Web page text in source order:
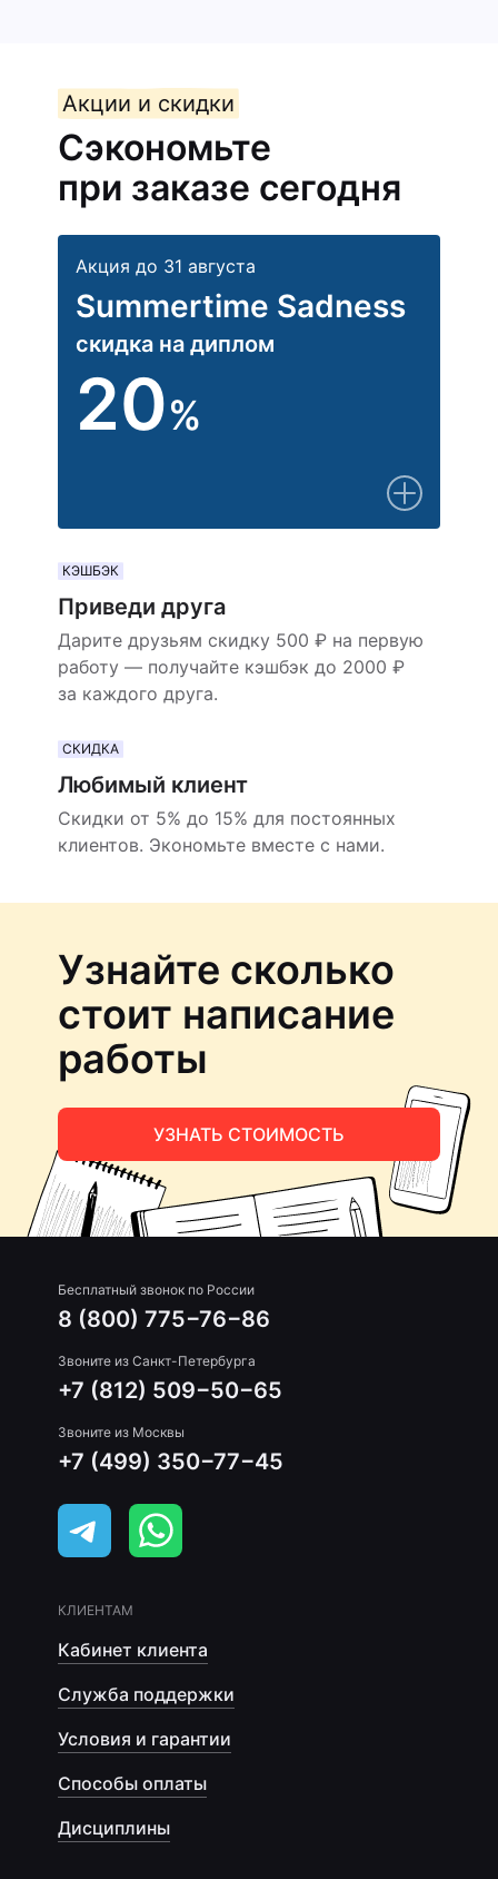
Акции и скидки
Сэкономьте
при заказе сегодня
Акция до 31 августа
Summertime Sadness
скидка на диплом
20%
КЭШБЭК
Приведи друга
Дарите друзьям скидку 500 ₽ на первую
работу — получайте кэшбэк до 2000 ₽
за каждого друга.
СКИДКА
Любимый клиент
Скидки от 5% до 15% для постоянных
клиентов. Экономьте вместе с нами.
Узнайте сколько
стоит написание
работы
УЗНАТЬ СТОИМОСТЬ
Бесплатный звонок по России
8 (800) 775−76−86
Звоните из Санкт-Петербурга
+7 (812) 509−50−65
Звоните из Москвы
+7 (499) 350−77−45
КЛИЕНТАМ
Кабинет клиента
Служба поддержки
Условия и гарантии
Способы оплаты
Дисциплины